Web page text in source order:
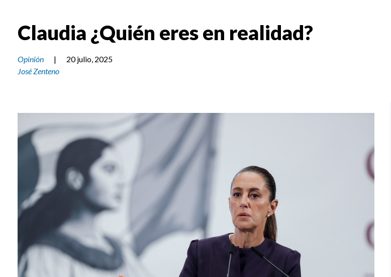
Claudia ¿Quién eres en realidad?
Opinión |
20 julio, 2025
José Zenteno